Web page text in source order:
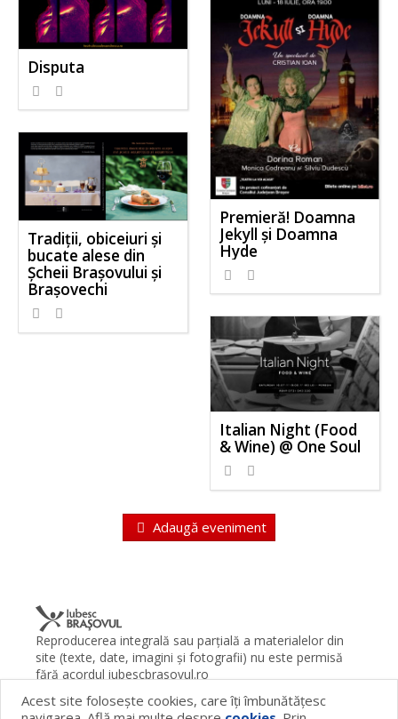
Disputa
Premieră! Doamna
Jekyll și Doamna
Hyde
Tradiții, obiceiuri și
bucate alese din
Șcheii Brașovului și
Brașovechi
Italian Night (Food
& Wine) @ One Soul
Adaugă eveniment
Reproducerea integrală sau parţială a materialelor din
site (texte, date, imagini şi fotografii) nu este permisă
fără acordul iubescbrasovul.ro
Termeni şi condiţii
Contact Despre proiect
FAQ
Acest site foloseşte cookies, care îţi îmbunătăţesc